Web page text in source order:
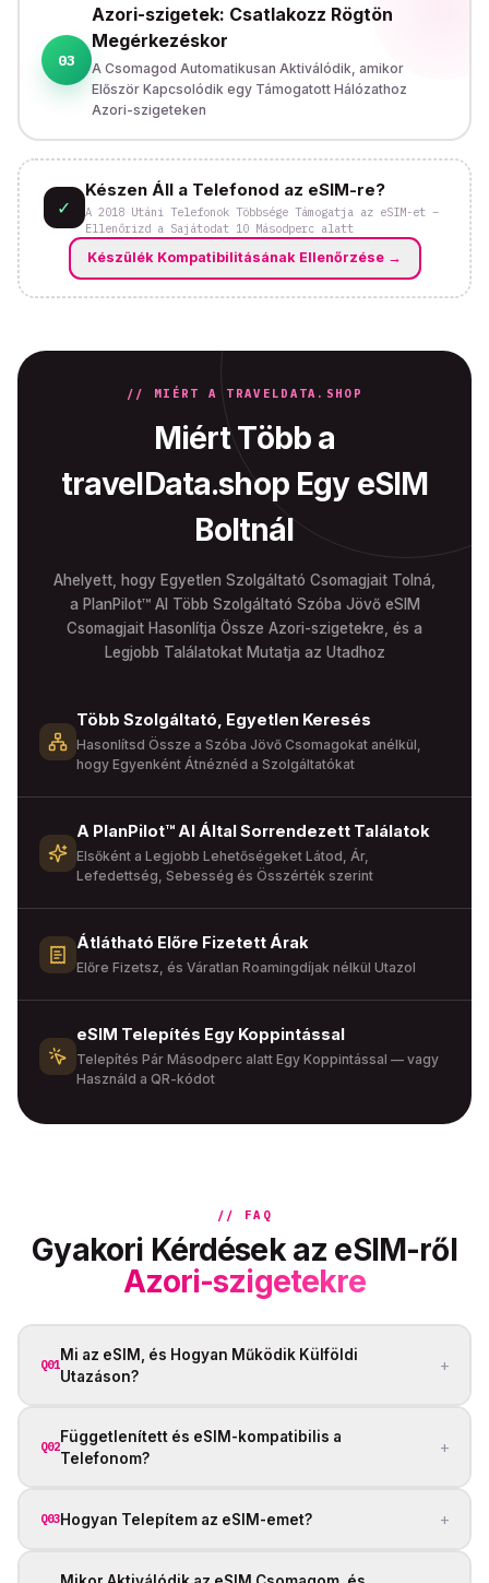
03
Azori-szigetek: Csatlakozz Rögtön
Megérkezéskor
A Csomagod Automatikusan Aktiválódik, amikor
Először Kapcsolódik egy Támogatott Hálózathoz
Azori-szigeteken
✓
Készen Áll a Telefonod az eSIM-re?
A 2018 Utáni Telefonok Többsége Támogatja az eSIM-et –
Ellenőrizd a Sajátodat 10 Másodperc alatt
Készülék Kompatibilitásának Ellenőrzése →
// MIÉRT A TRAVELDATA.SHOP
Miért Több a
travelData.shop Egy eSIM
Boltnál
Ahelyett, hogy Egyetlen Szolgáltató Csomagjait Tolná,
a PlanPilot™ AI Több Szolgáltató Szóba Jövő eSIM
Csomagjait Hasonlítja Össze Azori-szigetekre, és a
Legjobb Találatokat Mutatja az Utadhoz
Több Szolgáltató, Egyetlen Keresés
Hasonlítsd Össze a Szóba Jövő Csomagokat anélkül,
hogy Egyenként Átnéznéd a Szolgáltatókat
A PlanPilot™ AI Által Sorrendezett Találatok
Elsőként a Legjobb Lehetőségeket Látod, Ár,
Lefedettség, Sebesség és Összérték szerint
Átlátható Előre Fizetett Árak
Előre Fizetsz, és Váratlan Roamingdíjak nélkül Utazol
eSIM Telepítés Egy Koppintással
Telepítés Pár Másodperc alatt Egy Koppintással — vagy
Használd a QR-kódot
// FAQ
Gyakori Kérdések az eSIM-ről
Azori-szigetekre
Q01
Mi az eSIM, és Hogyan Működik Külföldi
Utazáson?
+
Q02
Függetlenített és eSIM-kompatibilis a
Telefonom?
+
Q03Hogyan Telepítem az eSIM-emet? +